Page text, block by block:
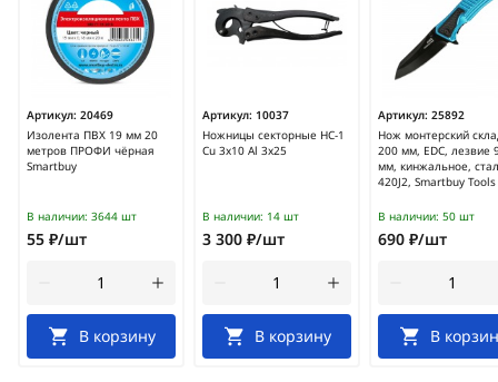
Артикул: 20469
Изолента ПВХ 19 мм 20
метров ПРОФИ чёрная
Smartbuy
В наличии: 3644 шт
55 ₽/шт
В корзину
Артикул: 10037
Ножницы секторные НС-1
Cu 3x10 Al 3x25
В наличии: 14 шт
3 300 ₽/шт
В корзину
Артикул: 25892
Нож монтерский
200 мм, EDC, лезвие
мм, кинжальное,
420J2, Smartbuy Tools
В наличии: 50 шт
690 ₽/шт
В